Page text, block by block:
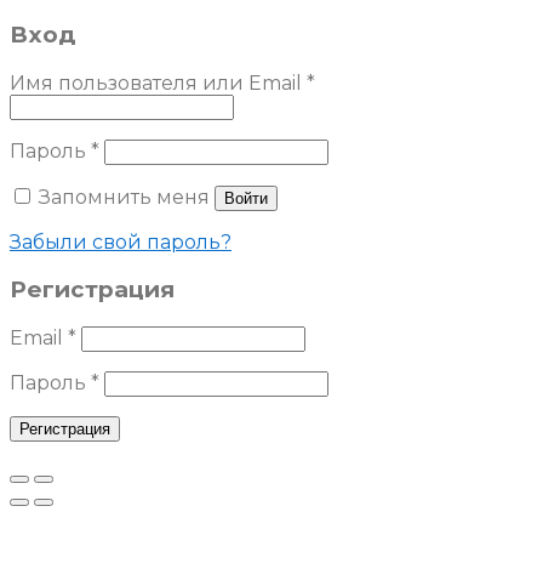
Вход
Имя пользователя или Email *
Пароль *
Запомнить меня
Войти
Забыли свой пароль?
Регистрация
Email *
Пароль *
Регистрация